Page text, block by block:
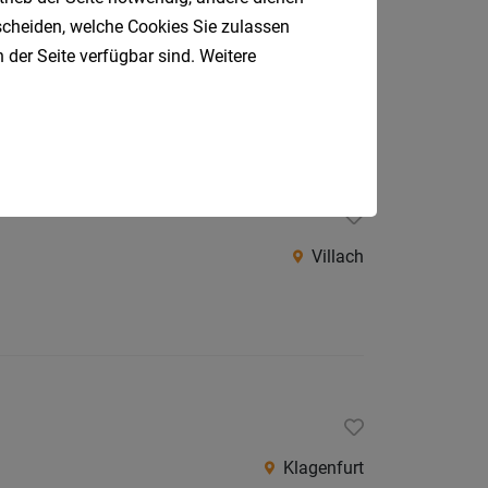
Villach
Klagenfurt
welche Cookies Sie zulassen
Seite verfügbar sind. Weitere